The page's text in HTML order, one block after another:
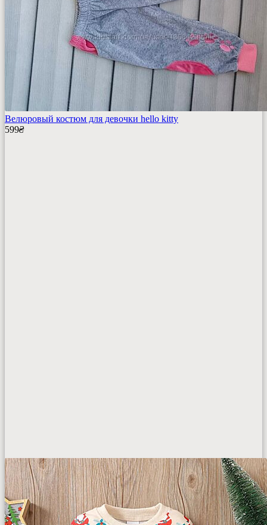
Велюровый костюм для девочки hello kitty
599₴